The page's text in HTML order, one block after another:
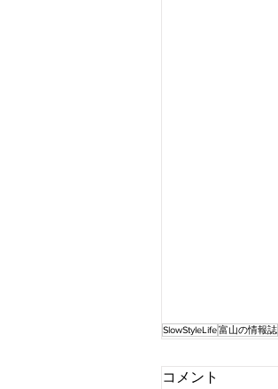
SlowStyleLife富山の情報誌
コメント